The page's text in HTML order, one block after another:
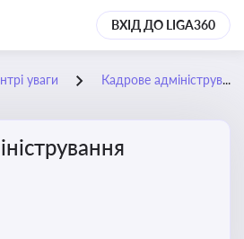
ВХІД ДО LIGA360
уваги Кадрове адміністрування